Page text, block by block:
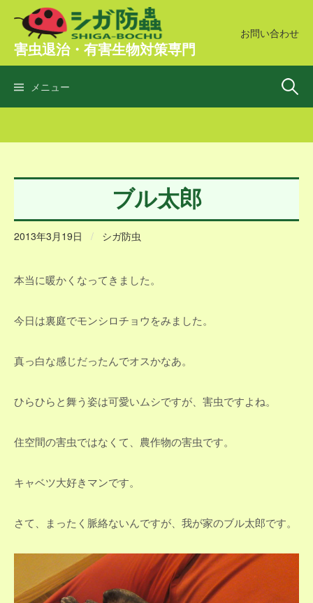
ン
へ
キ
害虫退治・有害生物対策専門
お問い合わせ
メニュー 検
ブル太郎
2013年3月19日 / シガ防虫
本当に暖かくなってきました。
今日は裏庭でモンシロチョウをみました。
真っ白な感じだったんでオスかなあ。
ひらひらと舞う姿は可愛いムシですが、害虫ですよね。
住空間の害虫ではなくて、農作物の害虫です。
キャベツ大好きマンです。
さて、まったく脈絡ないんですが、我が家のブル太郎です。